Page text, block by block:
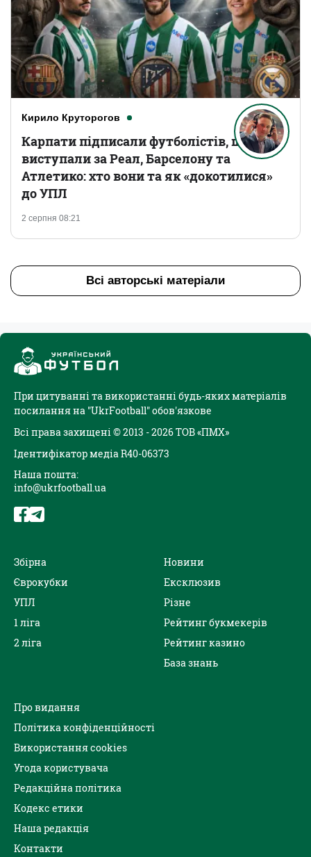
Кирило Круторогов
2 серпня 08:21
Карпати підписали футболістів, що
виступали за Реал, Барселону та
Атлетико: хто вони та як «докотилися»
до УПЛ
Всі авторські матеріали
При цитуванні та використанні будь-яких матеріалів
посилання на "UkrFootball" обов'язкове
Всі права захищені © 2013 - 2026 ТОВ «ПМХ»
Ідентифікатор медіа R40-06373
Наша пошта:
info@ukrfootball.ua
Збірна
Єврокубки
УПЛ
1 ліга
2 ліга
Новини
Ексклюзив
Різне
Рейтинг букмекерів
Рейтинг казино
База знань
Про видання
Політика конфіденційності
Використання cookies
Угода користувача
Редакційна політика
Кодекс етики
Наша редакція
Контакти